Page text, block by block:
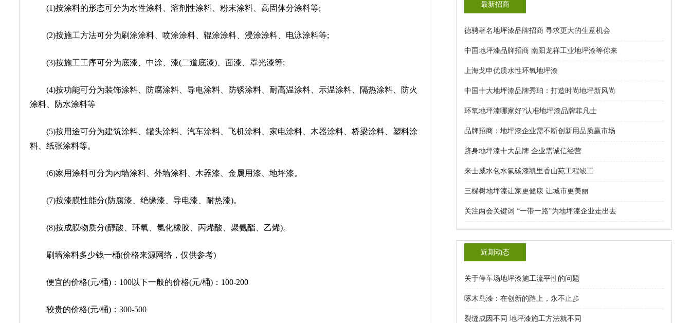
(1)按涂料的形态可分为水性涂料、溶剂性涂料、粉末涂料、高固体分涂料等;
(2)按施工方法可分为刷涂涂料、喷涂涂料、辊涂涂料、浸涂涂料、电泳涂料等;
(3)按施工工序可分为底漆、中涂、漆(二道底漆)、面漆、罩光漆等;
(4)按功能可分为装饰涂料、防腐涂料、导电涂料、防锈涂料、耐高温涂料、示温涂料、隔热涂料、防火
涂料、防水涂料等
(5)按用途可分为建筑涂料、罐头涂料、汽车涂料、飞机涂料、家电涂料、木器涂料、桥梁涂料、塑料涂
料、纸张涂料等。
(6)家用涂料可分为内墙涂料、外墙涂料、木器漆、金属用漆、地坪漆。
(7)按漆膜性能分(防腐漆、绝缘漆、导电漆、耐热漆)。
(8)按成膜物质分(醇酸、环氧、氯化橡胶、丙烯酸、聚氨酯、乙烯)。
刷墙涂料多少钱一桶(价格来源网络，仅供参考)
便宜的价格(元/桶)：100以下一般的价格(元/桶)：100-200
较贵的价格(元/桶)：300-500
最新招商
德骋著名地坪漆品牌招商 寻求更大的生意机会
中国地坪漆品牌招商 南阳龙祥工业地坪漆等你来
上海戈申优质水性环氧地坪漆
中国十大地坪漆品牌秀珀：打造时尚地坪新风尚
环氧地坪漆哪家好?认准地坪漆品牌菲凡士
品牌招商：地坪漆企业需不断创新用品质赢市场
跻身地坪漆十大品牌 企业需诚信经营
来士威水包水氟碳漆凯里香山苑工程竣工
三棵树地坪漆让家更健康 让城市更美丽
关注两会关键词 “一带一路”为地坪漆企业走出去
近期动态
关于停车场地坪漆施工流平性的问题
啄木鸟漆：在创新的路上，永不止步
裂缝成因不同 地坪漆施工方法就不同